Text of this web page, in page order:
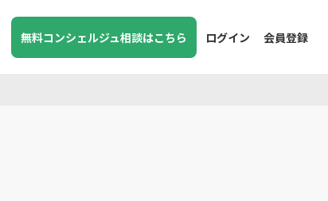
無料コンシェルジュ相談はこちら ログイン 会員登録